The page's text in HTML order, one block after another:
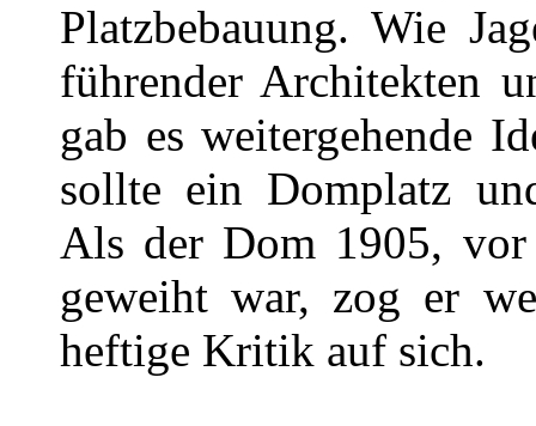
Platzbebauung. Wie
führender Architekten
gab es weitergehende
sollte ein Domplatz
Als der Dom 1905, vor
geweiht war, zog er
heftige Kritik auf sich.